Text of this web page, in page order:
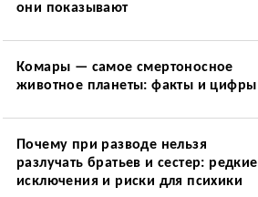
они показывают
Комары — самое смертоносное
животное планеты: факты и цифры
Почему при разводе нельзя
разлучать братьев и сестер: редкие
исключения и риски для психики